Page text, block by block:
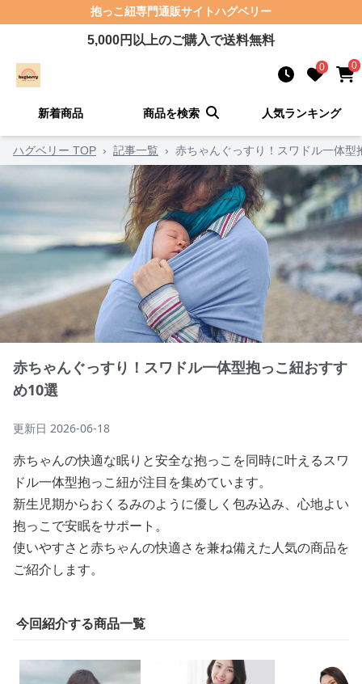
抱っこ紐専門通販サイトハグベリー
5,000円以上のご購入で送料無料
0 0
新着商品 商品を検索 人気ランキング
ハグベリー TOP › 記事一覧 › 赤ちゃんぐっすり！スワドル一体型
赤ちゃんぐっすり！スワドル一体型抱っこ紐おすす
め10選
更新日 2026-06-18
赤ちゃんの快適な眠りと安全な抱っこを同時に叶えるスワ
ドル一体型抱っこ紐が注目を集めています。
新生児期からおくるみのように優しく包み込み、心地よい
抱っこで安眠をサポート。
使いやすさと赤ちゃんの快適さを兼ね備えた人気の商品を
ご紹介します。
今回紹介する商品一覧